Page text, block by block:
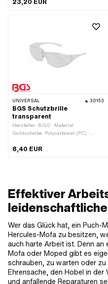
Sicherheit
23,20 EUR
UNIVERSAL 30153
BGS Schutzbrille
transparent
Hersteller: BGS · Material
Sichtscheibe: Polycarbonat (PC) ·
Anwendungsbereich: Sicherheit
8,40 EUR
Effektiver
Wer das Glück hat, ein Puch-
Hercules-Mofa zu besitzen,
auch harte Arbeit ist. Denn an
Mofa oder Moped gibt es
schrauben, zu warten oder
Ehrensache, den Hobel in
und anfallende Reparaturen